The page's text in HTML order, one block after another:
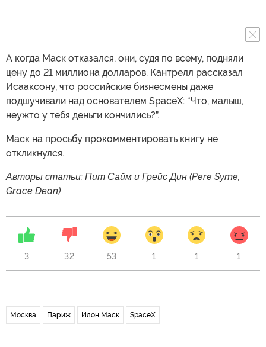
А когда Маск отказался, они, судя по всему, подняли
цену до 21 миллиона долларов. Кантрелл рассказал
Исааксону, что российские бизнесмены даже
подшучивали над основателем SpaceX: “Что, малыш,
неужто у тебя деньги кончились?”.
Маск на просьбу прокомментировать книгу не
откликнулся.
Авторы статьи: Пит Сайм и Грейс Дин (Pere Syme,
Grace Dean)
3 32 53 1 1 1
Москва Париж Илон Маск SpaceX